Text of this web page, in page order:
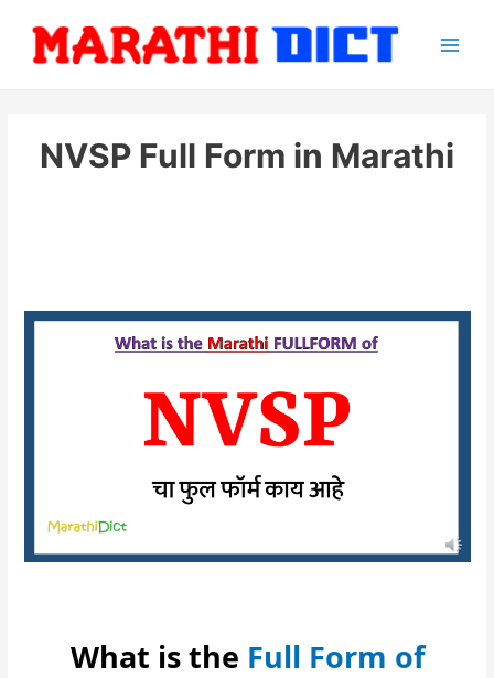
content
NVSP Full Form in Marathi
What is the Full Form of